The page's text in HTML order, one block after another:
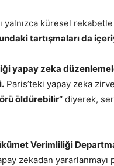
küresel
tartışmaları da
yapay zeka
Paris’teki yapay zeka
öldürebilir” diyerek,
Verimliliği
zekadan yararlanmayı